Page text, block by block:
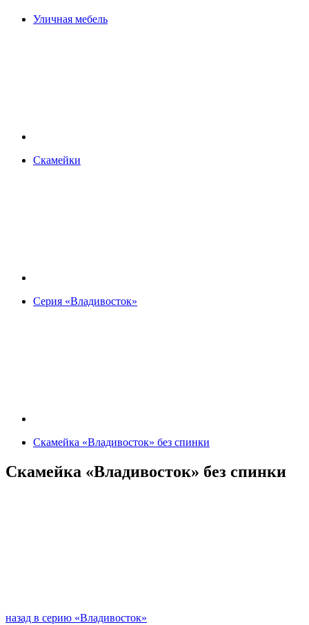
Уличная мебель
Скамейки
Серия «Владивосток»
Скамейка «Владивосток» без спинки
Скамейка «Владивосток» без спинки
назад в серию «Владивосток»